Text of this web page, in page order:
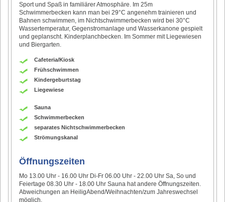
Sport und Spaß in familiärer Atmosphäre. Im 25m
Schwimmerbecken kann man bei 29°C angenehm trainieren und
Bahnen schwimmen, im Nichtschwimmerbecken wird bei 30°C
Wassertemperatur, Gegenstromanlage und Wasserkanone gespielt
und geplanscht. Kinderplanchbecken. Im Sommer mit Liegewiesen
und Biergarten.
Cafeteria/Kiosk
Frühschwimmen
Kindergeburtstag
Liegewiese
Sauna
Schwimmerbecken
separates Nichtschwimmerbecken
Strömungskanal
Öffnungszeiten
Mo 13.00 Uhr - 16.00 Uhr Di-Fr 06.00 Uhr - 22.00 Uhr Sa, So und
Feiertage 08.30 Uhr - 18.00 Uhr Sauna hat andere Öffnungszeiten.
Abweichungen an HeiligAbend/Weihnachten/zum Jahreswechsel
möglich.